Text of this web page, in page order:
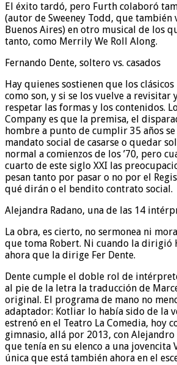
El éxito tardó, pero Furth colaboró
(autor de Sweeney Todd, que también
Buenos Aires) en otro musical de los
tanto, como Merrily We Roll Along.
Fernando Dente, soltero vs. casados
Hay quienes sostienen que los
como son, y si se los vuelve a revisitar
respetar las formas y los contenidos.
Company es que la premisa, el
hombre a punto de cumplir 35 años se
mandato social de casarse o quedar
normal a comienzos de los ’70, pero
cuarto de este siglo XXI las
pesan tanto por pasar o no por el
qué dirán o el bendito contrato social.
Alejandra Radano, una de las 14
La obra, es cierto, no sermonea ni
que toma Robert. Ni cuando la dirigió
ahora que la dirige Fer Dente.
Dente cumple el doble rol de
al pie de la letra la traducción de
original. El programa de mano no
adaptador: Kotliar lo había sido de la
estrenó en el Teatro La Comedia, hoy
gimnasio, allá por 2013, con Alejandro
que tenía en su elenco a una jovencita
única que está también ahora en el